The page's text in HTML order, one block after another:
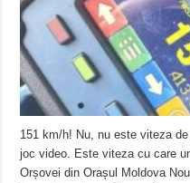
ANUNŢ OPRIRE APĂ în
ANUNȚ OPRIRE APĂ în Reșița,
151 km/h! Nu, nu este viteza
joc video. Este viteza cu care
Orșovei din Orașul Moldova